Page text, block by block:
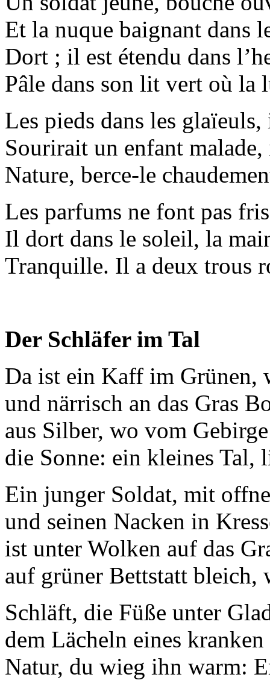
Et la nuque baignant dans
Dort ; il est étendu dans
Pâle dans son lit vert où la
Les pieds dans les
Sourirait un enfant
Nature, berce-le
Les parfums ne font pas
Il dort dans le soleil, la
Tranquille. Il a deux trous
Der Schläfer im Tal
Da ist ein Kaff im Grünen,
und närrisch an das Gras
aus Silber, wo vom
die Sonne: ein kleines Tal,
Ein junger Soldat, mit
und seinen Nacken in
ist unter Wolken auf das
auf grüner Bettstatt bleich,
Schläft, die Füße unter
dem Lächeln eines
Natur, du wieg ihn warm: